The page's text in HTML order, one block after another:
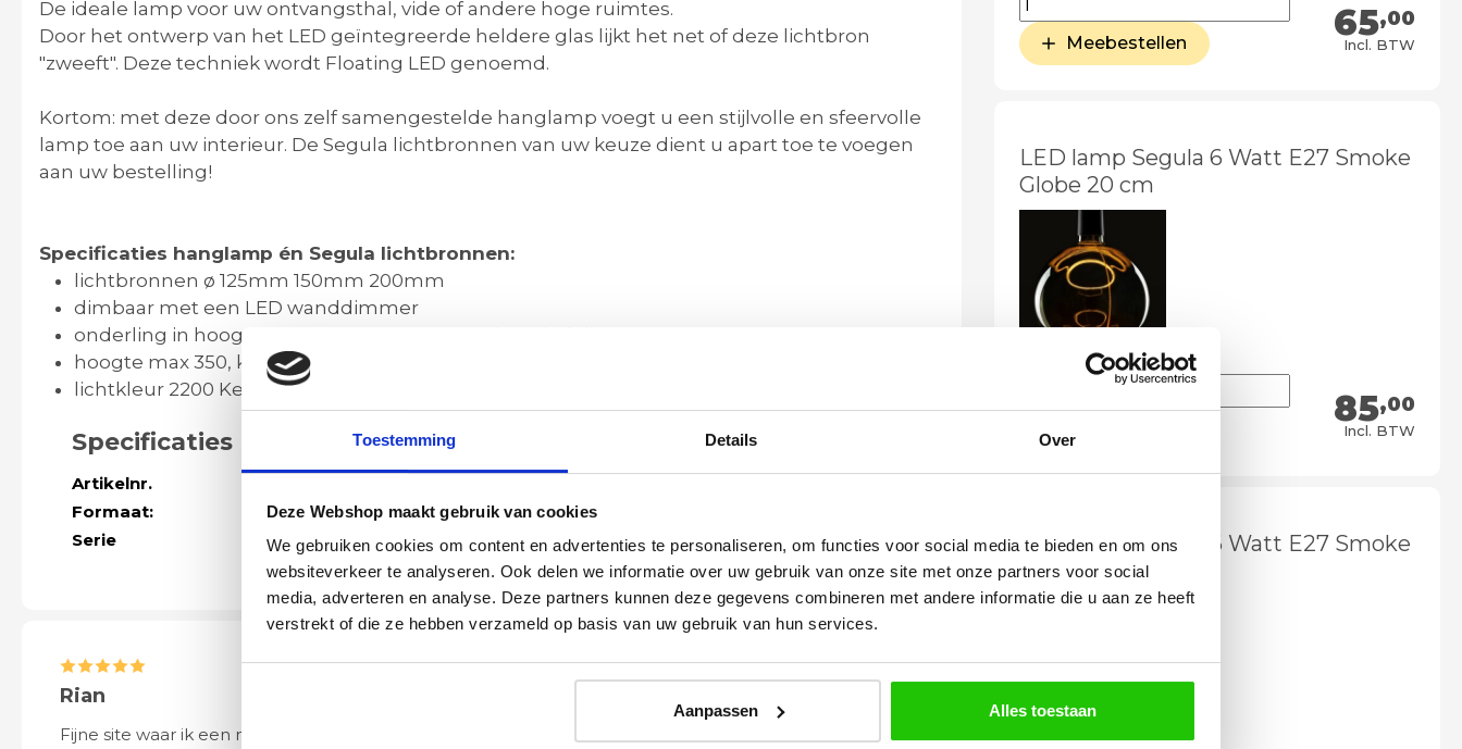
Toestemming Details Over
Deze Webshop maakt gebruik van cookies
We gebruiken cookies om content en advertenties te personaliseren, om functies voor social media te bieden en om ons
websiteverkeer te analyseren. Ook delen we informatie over uw gebruik van onze site met onze partners voor social
media, adverteren en analyse. Deze partners kunnen deze gegevens combineren met andere informatie die u aan ze heeft
verstrekt of die ze hebben verzameld op basis van uw gebruik van hun services.
Aanpassen Alles toestaan
De ideale lamp voor uw ontvangsthal, vide of andere hoge ruimtes.
Door het ontwerp van het LED geïntegreerde heldere glas lijkt het net of deze lichtbron
"zweeft". Deze techniek wordt Floating LED genoemd.
Kortom: met deze door ons zelf samengestelde hanglamp voegt u een stijlvolle en sfeervolle
lamp toe aan uw interieur. De Segula lichtbronnen van uw keuze dient u apart toe te voegen
aan uw bestelling!
Specificaties hanglamp én Segula lichtbronnen:
lichtbronnen ø 125mm 150mm 200mm
dimbaar met een LED wanddimmer
onderling in hoogte verstelbaar, creëer uw eigen indeling
hoogte max 350, kan ook simpel ingekort worden door de snoeren naar boven te schuiven
lichtkleur 2200 Kelvin
Specificaties
Artikelnr.
Formaat:
Hoogte: max. 350 cm | Ø plafondplaat: 50 cm
Serie
Meer modellen van serie segula
Rian
Fijne site waar ik een mooie
Wij hadden 2 lampen besteld
65,00
Incl. BTW
Meebestellen
LED lamp Segula 6 Watt E27 Smoke
Globe 20 cm
85,00
Incl. BTW
LED lamp Segula 6 Watt E27 Smoke
Globe 15 cm